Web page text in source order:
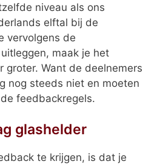
niveau als ons
elftal bij de
vervolgens de
maak je het
groter. Want de deelnemers
nog steeds niet en moeten
feedbackregels.
glashelder
te krijgen, is dat je